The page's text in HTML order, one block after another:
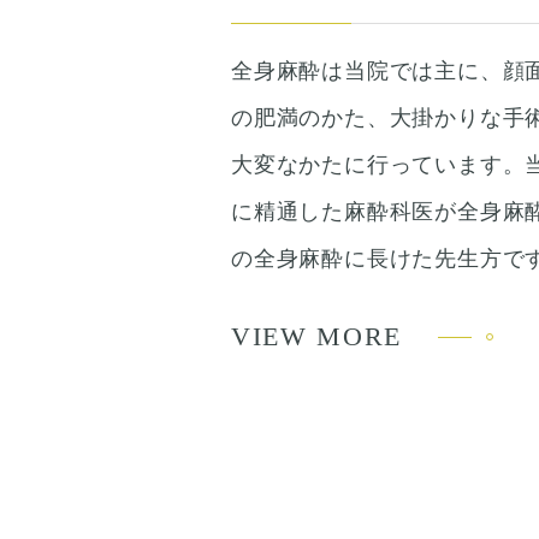
全身麻酔は当院では主に、顔
の肥満のかた、大掛かりな手
大変なかたに行っています。
に精通した麻酔科医が全身麻
の全身麻酔に長けた先生方で
VIEW MORE